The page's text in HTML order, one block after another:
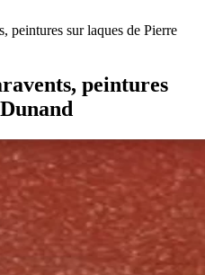
peintures sur laques de Pierre
peintures